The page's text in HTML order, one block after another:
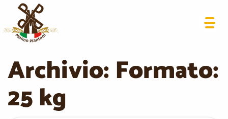
Archivio: Formato:
25 kg